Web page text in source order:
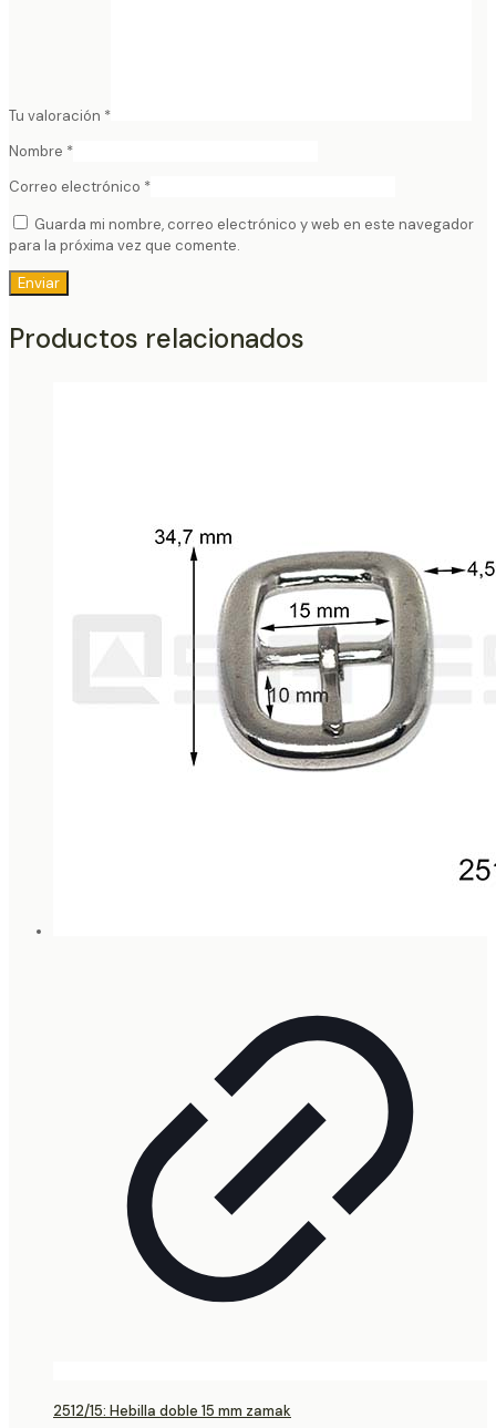
Tu valoración *
Nombre *
Correo electrónico *
Guarda mi nombre, correo electrónico y web en este navegador
para la próxima vez que comente.
Productos relacionados
2512/15: Hebilla doble 15 mm zamak